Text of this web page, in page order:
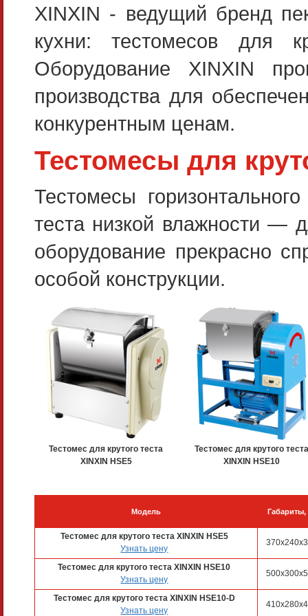
XINXIN - ведущий бренд
кухни: тестомесов для
Оборудование XINXIN
производства для
конкурентным ценам.
Тестомесы для
Тестомесы
теста низкой влажности —
оборудование прекрасно
особой конструкции.
Тестомес для крутого теста
XINXIN HSE5
Тестомес для крутого теста
XINXIN HSE10
Модель
Тестомес для крутого теста XINXIN HSE5
Узнать цену
Тестомес для крутого теста XINXIN HSE10
Узнать цену
Тестомес для крутого теста XINXIN HSE10-D
Узнать цену